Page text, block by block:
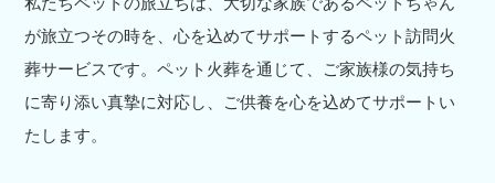
が旅立つその時を、心を込めてサポートするペット訪問火
葬サービスです。ペット火葬を通じて、ご家族様の気持ち
に寄り添い真摯に対応し、ご供養を心を込めてサポートい
たします。